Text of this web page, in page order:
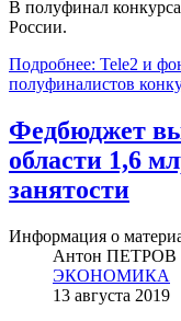
В полуфинал
России.
Подробнее: Tele2 и
полуфиналистов
Федбюджет
области 1,6
занятости
Информация о
Антон ПЕТРОВ
ЭКОНОМИКА
13 августа 2019